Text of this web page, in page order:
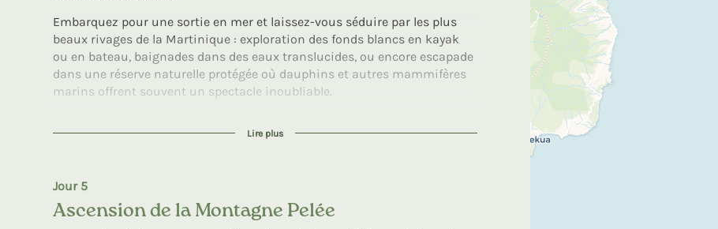
Embarquez pour une sortie en mer et laissez-vous séduire par les plus
beaux rivages de la Martinique : exploration des fonds blancs en kayak
ou en bateau, baignades dans des eaux translucides, ou encore escapade
dans une réserve naturelle protégée où dauphins et autres mammifères
marins offrent souvent un spectacle inoubliable.
locale : rencontres authentiques, traditions vivantes, découvertes
Toutes ces expériences sont proposées à la carte, afin que chacun puisse
choisir selon ses envies et son budget. Retrouvez l’ensemble de nos
suggestions dans notre guide des excursions, conçu pour vous offrir des
Lire plus
Jour 5
Ascension de la Montagne Pelée